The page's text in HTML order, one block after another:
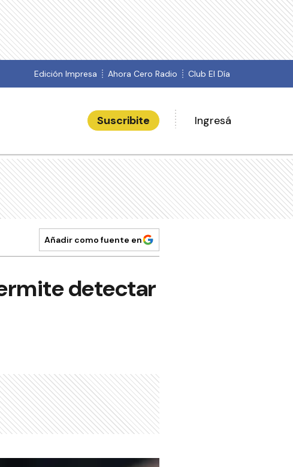
Edición Impresa Ahora Cero Radio Club El Día
Suscribite Ingresá
Añadir como fuente en
detectar